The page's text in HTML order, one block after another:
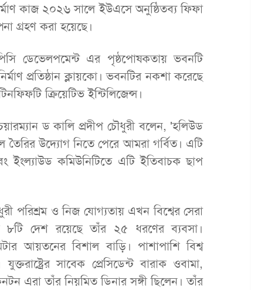
কাজ ২০২৬ সালে ইউএসে অনুষ্ঠিতব্য ফিফা
গ্রহণ করা হয়েছে।
ডেভেলপমেন্ট এর পৃষ্ঠপোষকতায় ভবনটি
প্রতিষ্ঠান ক্লায়কো। ভবনটির নকশা করেছে
ক্রিয়েটিভ ইন্টিলিজেন্স।
ড কালি প্রদীপ চৌধুরী বলেন, 'হলিউড
তৈরির উদ্যোগ নিতে পেরে আমরা গর্বিত। এটি
ইংল্যাউড কমিউনিটিতে এটি ইতিবাচক ছাপ
পরিশ্রম ও নিজ যোগ্যতায় এখন বিশ্বের সেরা
৮টি দেশ রয়েছে তাঁর ২৫ ধরণের ব্যবসা।
আয়তনের বিশাল বাড়ি। পাশাপাশি বিশ্ব
সাবেক প্রেসিডেন্ট বারাক ওবামা,
এরা তাঁর নিয়মিত ডিনার সঙ্গী ছিলেন। তাঁর